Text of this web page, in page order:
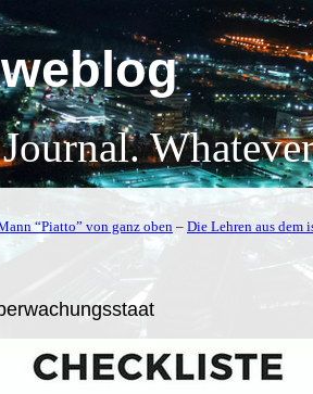
“Piatto” von ganz oben – Die Lehren aus dem